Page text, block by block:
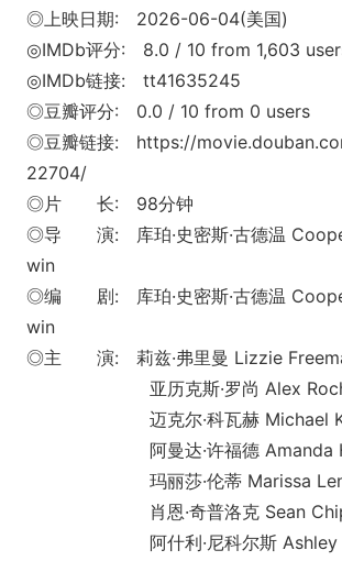
◎上映日期: 2026-06-04(美国)
◎IMDb评分: 8.0 / 10 from 1,603
◎IMDb链接: tt41635245
◎豆瓣评分: 0.0 / 10 from 0 users
◎豆瓣链接: https://
22704/
◎片 长: 98分钟
◎导 演: 库珀·史密斯·古德温
win
◎编 剧: 库珀·史密斯·古德温
win
◎主 演: 莉兹·弗里曼 Lizzie
亚历克斯·罗尚 Alex
迈克尔·科瓦赫 Michael
阿曼达·许福德 Amanda
玛丽莎·伦蒂 Marissa
肖恩·奇普洛克 Sean
阿什利·尼科尔斯 Ashley